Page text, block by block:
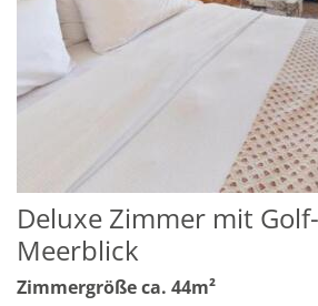
Deluxe Zimmer mit
Meerblick
Zimmergröße ca. 44m²